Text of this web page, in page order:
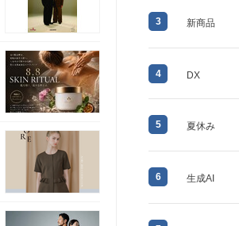
3 新商品
4 DX
5 夏休み
6 生成AI